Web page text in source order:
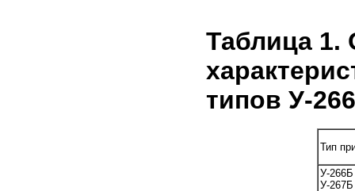
Таблица 1.
типов У-
Тип
У-266Б
У-267Б